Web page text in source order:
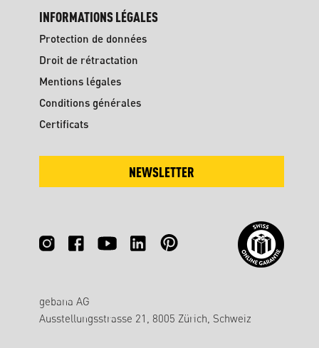
INFORMATIONS LÉGALES
Protection de données
Droit de rétractation
Mentions légales
Conditions générales
Certificats
NEWSLETTER
gebana AG
Ausstellungsstrasse 21, 8005 Zürich, Schweiz